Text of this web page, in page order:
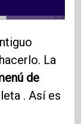
La
de
. Así es